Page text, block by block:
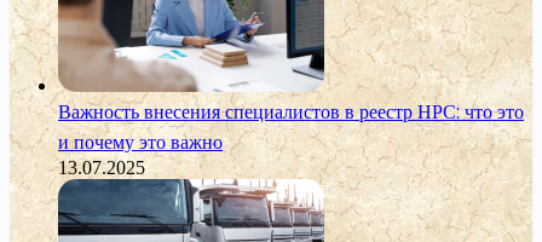
Важность внесения специалистов в реестр НРС: что это
и почему это важно
13.07.2025